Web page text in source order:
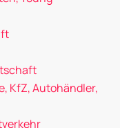
KfZ, Autohändler,